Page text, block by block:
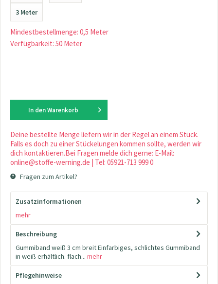
3 Meter
Mindestbestellmenge: 0,5 Meter
Verfügbarkeit: 50 Meter
In den Warenkorb
Deine bestellte Menge liefern wir in der Regel an einem Stück.
Falls es doch zu einer Stückelungen kommen sollte, werden wir
dich kontaktieren.Bei Fragen melde dich gerne: E-Mail:
online@stoffe-werning.de | Tel: 05921-713 999 0
Fragen zum Artikel?
Zusatzinformationen
mehr
Beschreibung
Gummiband weiß 3 cm breit Einfarbiges, schlichtes Gummiband
in weiß erhältlich. flach... mehr
Pflegehinweise